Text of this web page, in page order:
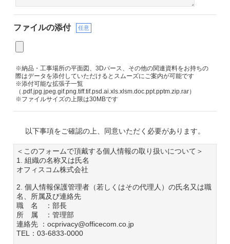
ファイルの添付 任意
※納品・工事場所の平面図、3Dパース、その他の関連資料をお持ちの
際はデータを添付していただけるとスムーズにご案内が可能です
※添付可能な拡張子一覧
（.pdf.jpg.jpeg.gif.png.tiff.tif.psd.ai.xls.xlsm.doc.ppt.pptm.zip.rar）
※ファイルサイズの上限は30MBです
以下事項をご確認の上、同意いただく必要があります。
＜このフォームで頂戴する個人情報の取り扱いについて＞
1. 組織の名称又は氏名
オフィスコム株式会社
2. 個人情報保護管理者（若しくはその代理人）の氏名又は職
名、所属及び連絡先
職 名 ：部長
所 属 ：管理部
連絡先 ：ocprivacy@officecom.co.jp
TEL：03-6833-0000